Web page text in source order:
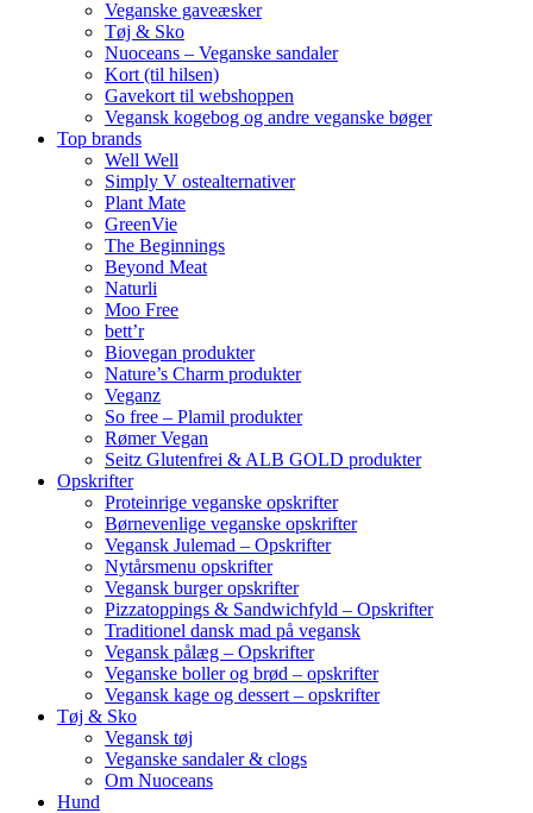
Veganske gaveæsker
Tøj & Sko
Nuoceans – Veganske sandaler
Kort (til hilsen)
Gavekort til webshoppen
Vegansk kogebog og andre veganske bøger
Top brands
Well Well
Simply V ostealternativer
Plant Mate
GreenVie
The Beginnings
Beyond Meat
Naturli
Moo Free
bett’r
Biovegan produkter
Nature’s Charm produkter
Veganz
So free – Plamil produkter
Rømer Vegan
Seitz Glutenfrei & ALB GOLD produkter
Opskrifter
Proteinrige veganske opskrifter
Børnevenlige veganske opskrifter
Vegansk Julemad – Opskrifter
Nytårsmenu opskrifter
Vegansk burger opskrifter
Pizzatoppings & Sandwichfyld – Opskrifter
Traditionel dansk mad på vegansk
Vegansk pålæg – Opskrifter
Veganske boller og brød – opskrifter
Vegansk kage og dessert – opskrifter
Tøj & Sko
Vegansk tøj
Veganske sandaler & clogs
Om Nuoceans
Hund